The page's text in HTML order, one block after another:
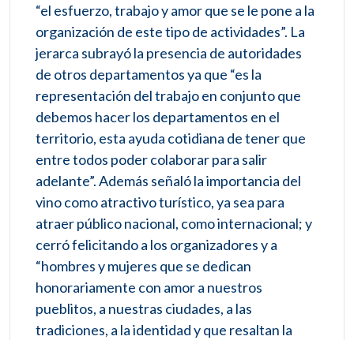
“el esfuerzo, trabajo y amor que se le pone a la
organización de este tipo de actividades”. La
jerarca subrayó la presencia de autoridades
de otros departamentos ya que “es la
representación del trabajo en conjunto que
debemos hacer los departamentos en el
territorio, esta ayuda cotidiana de tener que
entre todos poder colaborar para salir
adelante”. Además señaló la importancia del
vino como atractivo turístico, ya sea para
atraer público nacional, como internacional; y
cerró felicitando a los organizadores y a
“hombres y mujeres que se dedican
honorariamente con amor a nuestros
pueblitos, a nuestras ciudades, a las
tradiciones, a la identidad y que resaltan la